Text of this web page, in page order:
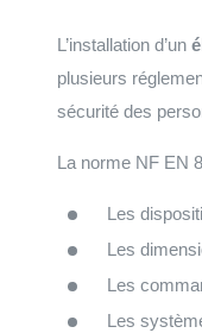
L’installation d’un
plusieurs
sécurité des
La norme NF EN
Les
Les
Les
Les